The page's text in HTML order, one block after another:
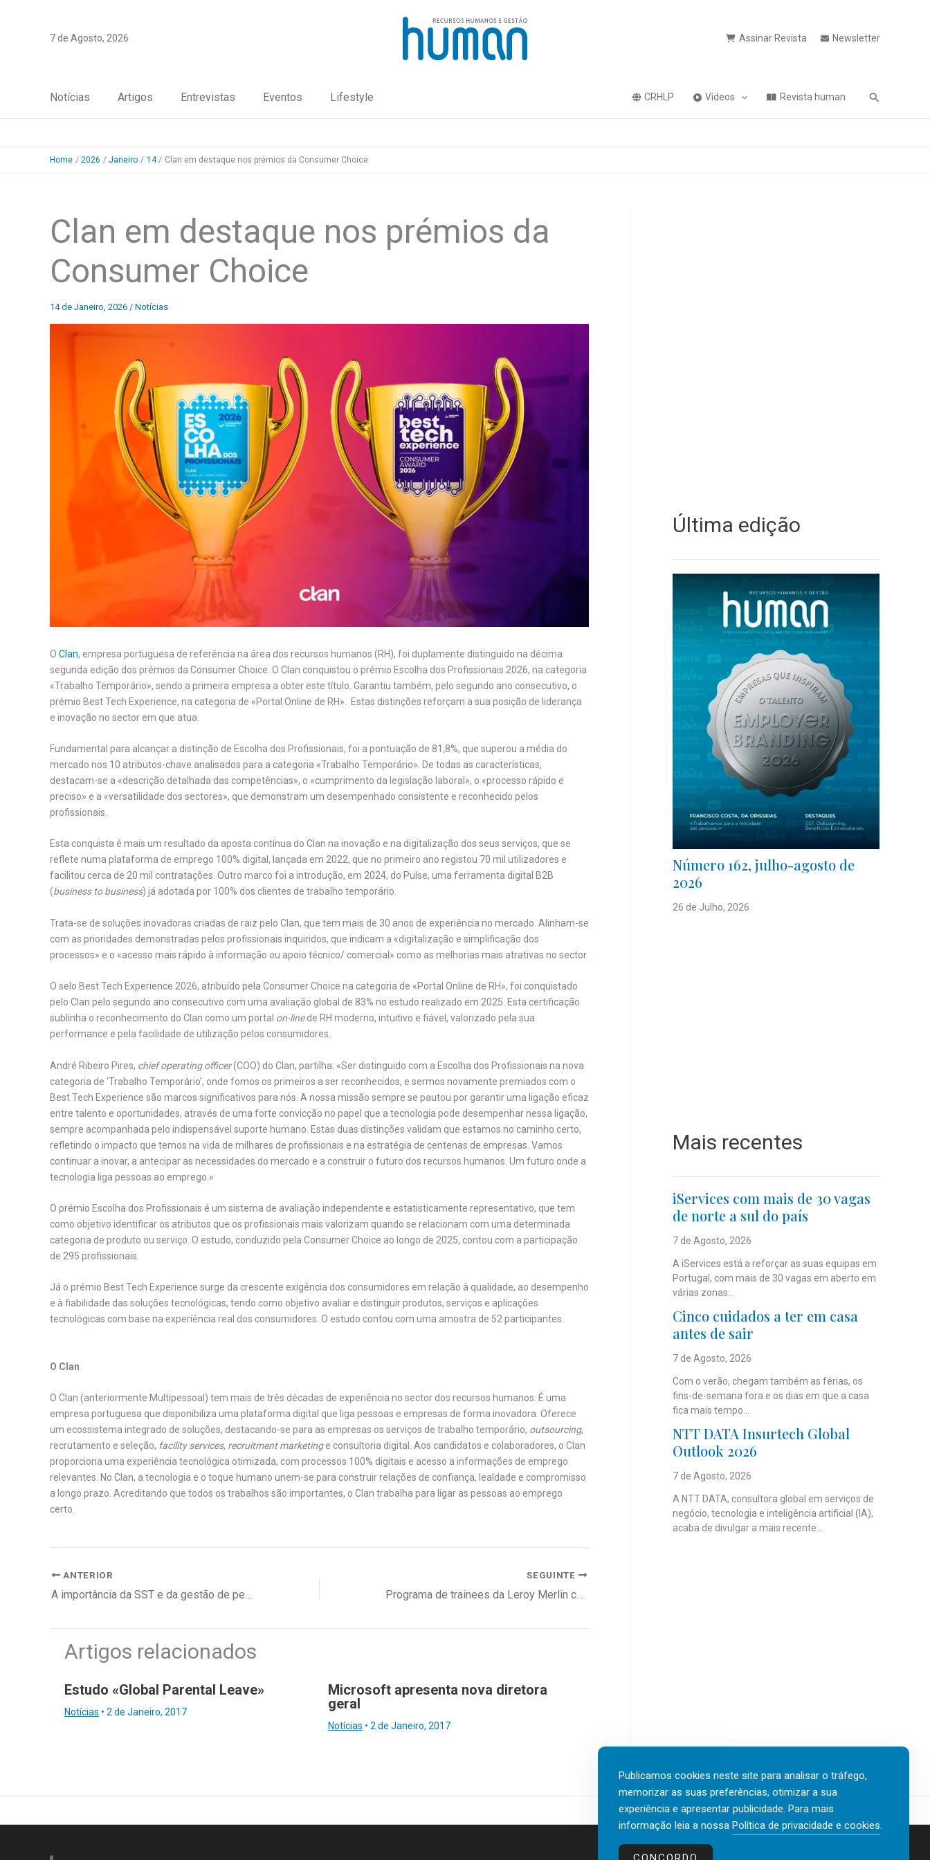
7 de Agosto, 2026 Assinar Revista Newsletter
Notícias Artigos Entrevistas Eventos Lifestyle CRHLP Vídeos Revista human Pesquisa
Home 2026 Janeiro 14 Clan em destaque nos prémios da Consumer Choice
Clan em destaque nos prémios da
Consumer Choice
14 de Janeiro, 2026 / Notícias
O Clan, empresa portuguesa de referência na área dos recursos humanos (RH), foi duplamente distinguido na décima
segunda edição dos prémios da Consumer Choice. O Clan conquistou o prémio Escolha dos Profissionais 2026, na categoria
«Trabalho Temporário», sendo a primeira empresa a obter este título. Garantiu também, pelo segundo ano consecutivo, o
prémio Best Tech Experience, na categoria de «Portal Online de RH». Estas distinções reforçam a sua posição de liderança
e inovação no sector em que atua.
Fundamental para alcançar a distinção de Escolha dos Profissionais, foi a pontuação de 81,8%, que superou a média do
mercado nos 10 atributos-chave analisados para a categoria «Trabalho Temporário». De todas as características,
destacam-se a «descrição detalhada das competências», o «cumprimento da legislação laboral», o «processo rápido e
preciso» e a «versatilidade dos sectores», que demonstram um desempenhado consistente e reconhecido pelos
profissionais.
Esta conquista é mais um resultado da aposta contínua do Clan na inovação e na digitalização dos seus serviços, que se
reflete numa plataforma de emprego 100% digital, lançada em 2022, que no primeiro ano registou 70 mil utilizadores e
facilitou cerca de 20 mil contratações. Outro marco foi a introdução, em 2024, do Pulse, uma ferramenta digital B2B
(business to business) já adotada por 100% dos clientes de trabalho temporário.
Trata-se de soluções inovadoras criadas de raiz pelo Clan, que tem mais de 30 anos de experiência no mercado. Alinham-se
com as prioridades demonstradas pelos profissionais inquiridos, que indicam a «digitalização e simplificação dos
processos» e o «acesso mais rápido à informação ou apoio técnico/ comercial» como as melhorias mais atrativas no sector.
O selo Best Tech Experience 2026, atribuído pela Consumer Choice na categoria de «Portal Online de RH», foi conquistado
pelo Clan pelo segundo ano consecutivo com uma avaliação global de 83% no estudo realizado em 2025. Esta certificação
sublinha o reconhecimento do Clan como um portal on-linede RH moderno, intuitivo e fiável, valorizado pela sua
performance e pela facilidade de utilização pelos consumidores.
André Ribeiro Pires, chief operating officer(COO) do Clan, partilha: «Ser distinguido com a Escolha dos Profissionais na nova
categoria de ‘Trabalho Temporário’, onde fomos os primeiros a ser reconhecidos, e sermos novamente premiados com o
Best Tech Experience são marcos significativos para nós. A nossa missão sempre se pautou por garantir uma ligação eficaz
entre talento e oportunidades, através de uma forte convicção no papel que a tecnologia pode desempenhar nessa ligação,
sempre acompanhada pelo indispensável suporte humano. Estas duas distinções validam que estamos no caminho certo,
refletindo o impacto que temos na vida de milhares de profissionais e na estratégia de centenas de empresas. Vamos
continuar a inovar, a antecipar as necessidades do mercado e a construir o futuro dos recursos humanos. Um futuro onde a
tecnologia liga pessoas ao emprego.»
O prémio Escolha dos Profissionais é um sistema de avaliação independente e estatisticamente representativo, que tem
como objetivo identificar os atributos que os profissionais mais valorizam quando se relacionam com uma determinada
categoria de produto ou serviço. O estudo, conduzido pela Consumer Choice ao longo de 2025, contou com a participação
de 295 profissionais.
Já o prémio Best Tech Experience surge da crescente exigência dos consumidores em relação à qualidade, ao desempenho
e à fiabilidade das soluções tecnológicas, tendo como objetivo avaliar e distinguir produtos, serviços e aplicações
tecnológicas com base na experiência real dos consumidores. O estudo contou com uma amostra de 52 participantes.
O Clan
O Clan (anteriormente Multipessoal) tem mais de três décadas de experiência no sector dos recursos humanos. É uma
empresa portuguesa que disponibiliza uma plataforma digital que liga pessoas e empresas de forma inovadora. Oferece
um ecossistema integrado de soluções, destacando-se para as empresas os serviços de trabalho temporário, outsourcing,
recrutamento e seleção, facility services, recruitment marketinge consultoria digital. Aos candidatos e colaboradores, o Clan
proporciona uma experiência tecnológica otimizada, com processos 100% digitais e acesso a informações de emprego
relevantes. No Clan, a tecnologia e o toque humano unem-se para construir relações de confiança, lealdade e compromisso
a longo prazo. Acreditando que todos os trabalhos são importantes, o Clan trabalha para ligar as pessoas ao emprego
certo.
ANTERIOR
A importância da SST e da gestão de pessoas na era da IA
SEGUINTE
Programa de trainees da Leroy Merlin com foco na gestão operacional
Artigos relacionados
Estudo «Global Parental Leave»
Notícias • 2 de Janeiro, 2017
Microsoft apresenta nova diretora
geral
Notícias • 2 de Janeiro, 2017
Última edição
Número 162, julho-agosto de
2026
26 de Julho, 2026
Mais recentes
iServices com mais de 30 vagas
de norte a sul do país
7 de Agosto, 2026
A iServices está a reforçar as suas equipas em
Portugal, com mais de 30 vagas em aberto em
várias zonas...
Cinco cuidados a ter em casa
antes de sair
7 de Agosto, 2026
Com o verão, chegam também as férias, os
fins-de-semana fora e os dias em que a casa
fica mais tempo...
NTT DATA Insurtech Global
Outlook 2026
7 de Agosto, 2026
A NTT DATA, consultora global em serviços de
negócio, tecnologia e inteligência artificial (IA),
acaba de divulgar a mais recente...
Contactos
Publicamos cookies neste site para analisar o tráfego,
memorizar as suas preferências, otimizar a sua
experiência e apresentar publicidade. Para mais
informação leia a nossa Política de privacidade e cookies.